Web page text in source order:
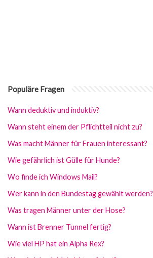
Populäre Fragen
Wann deduktiv und induktiv?
Wann steht einem der Pflichtteil nicht zu?
Was macht Männer für Frauen interessant?
Wie gefährlich ist Gülle für Hunde?
Wo finde ich Windows Mail?
Wer kann in den Bundestag gewählt werden?
Was tragen Männer unter der Hose?
Wann ist Brenner Tunnel fertig?
Wie viel HP hat ein Alpha Rex?